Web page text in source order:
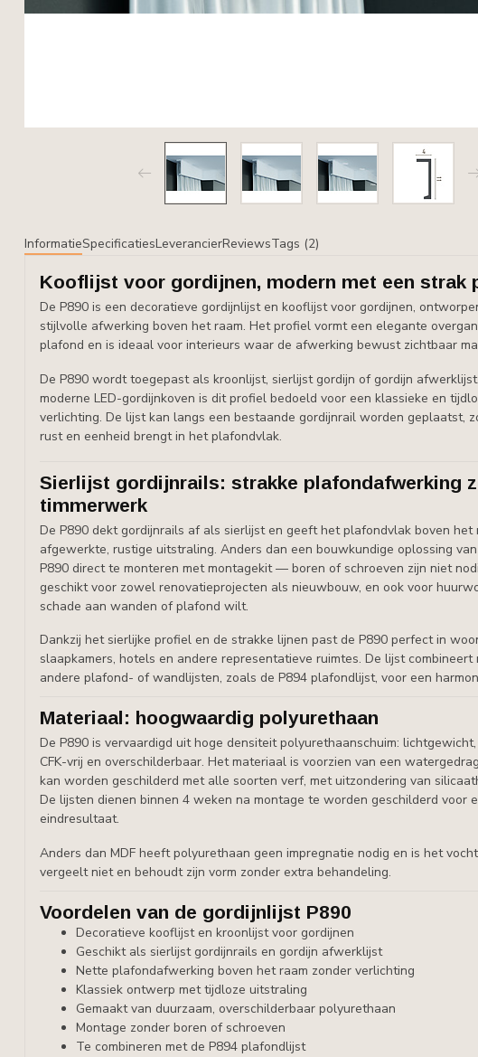
InformatieSpecificatiesLeverancierReviewsTags (2)
Kooflijst voor gordijnen, modern met een strak
De P890 is een decoratieve gordijnlijst en kooflijst voor gordijnen,
stijlvolle afwerking boven het raam. Het profiel vormt een elegante
plafond en is ideaal voor interieurs waar de afwerking bewust zichtbaar
De P890 wordt toegepast als kroonlijst, sierlijst gordijn of gordijn
moderne LED-gordijnkoven is dit profiel bedoeld voor een klassieke en
verlichting. De lijst kan langs een bestaande gordijnrail worden geplaatst,
rust en eenheid brengt in het plafondvlak.
Sierlijst gordijnrails: strakke plafondafwerking
timmerwerk
De P890 dekt gordijnrails af als sierlijst en geeft het plafondvlak boven het
afgewerkte, rustige uitstraling. Anders dan een bouwkundige oplossing
P890 direct te monteren met montagekit — boren of schroeven zijn niet
geschikt voor zowel renovatieprojecten als nieuwbouw, en ook voor
schade aan wanden of plafond wilt.
Dankzij het sierlijke profiel en de strakke lijnen past de P890 perfect in
slaapkamers, hotels en andere representatieve ruimtes. De lijst combineert
andere plafond- of wandlijsten, zoals de P894 plafondlijst, voor een
Materiaal: hoogwaardig polyurethaan
De P890 is vervaardigd uit hoge densiteit polyurethaanschuim:
CFK-vrij en overschilderbaar. Het materiaal is voorzien van een
kan worden geschilderd met alle soorten verf, met uitzondering van
De lijsten dienen binnen 4 weken na montage te worden geschilderd voor
eindresultaat.
Anders dan MDF heeft polyurethaan geen impregnatie nodig en is het
vergeelt niet en behoudt zijn vorm zonder extra behandeling.
Voordelen van de gordijnlijst P890
Decoratieve kooflijst en kroonlijst voor gordijnen
Geschikt als sierlijst gordijnrails en gordijn afwerklijst
Nette plafondafwerking boven het raam zonder verlichting
Klassiek ontwerp met tijdloze uitstraling
Gemaakt van duurzaam, overschilderbaar polyurethaan
Montage zonder boren of schroeven
Te combineren met de P894 plafondlijst